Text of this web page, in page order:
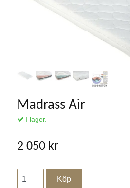
Madrass Air
I lager.
2 050 kr